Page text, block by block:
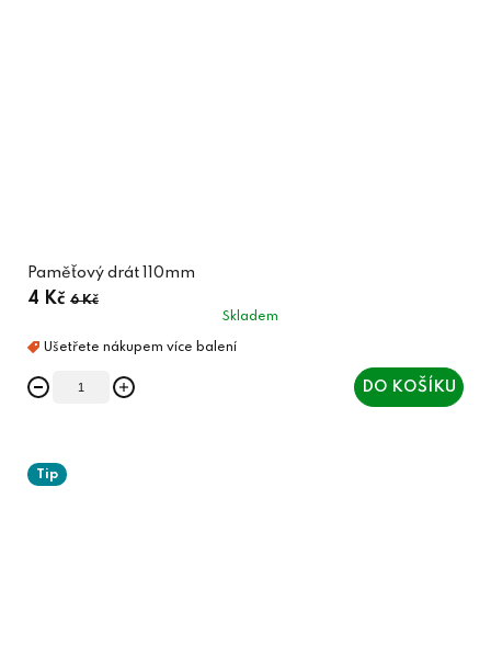
Paměťový drát 110mm
4 Kč 6 Kč
Skladem
DO KOŠÍKU
Tip